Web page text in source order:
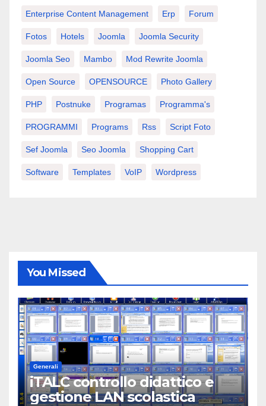
Enterprise Content Management Erp Forum
Fotos Hotels Joomla Joomla Security
Joomla Seo Mambo Mod Rewrite Joomla
Open Source OPENSOURCE Photo Gallery
PHP Postnuke Programas Programma's
PROGRAMMI Programs Rss Script Foto
Sef Joomla Seo Joomla Shopping Cart
Software Templates VoIP Wordpress
You Missed
Generali
iTALC controllo didattico e
gestione LAN scolastica